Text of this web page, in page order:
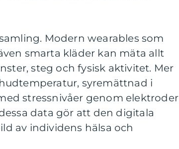
Modern wearables som
smarta kläder kan mäta allt
steg och fysisk aktivitet. Mer
syremättnad i
stressnivåer genom elektroder
data gör att den digitala
av individens hälsa och